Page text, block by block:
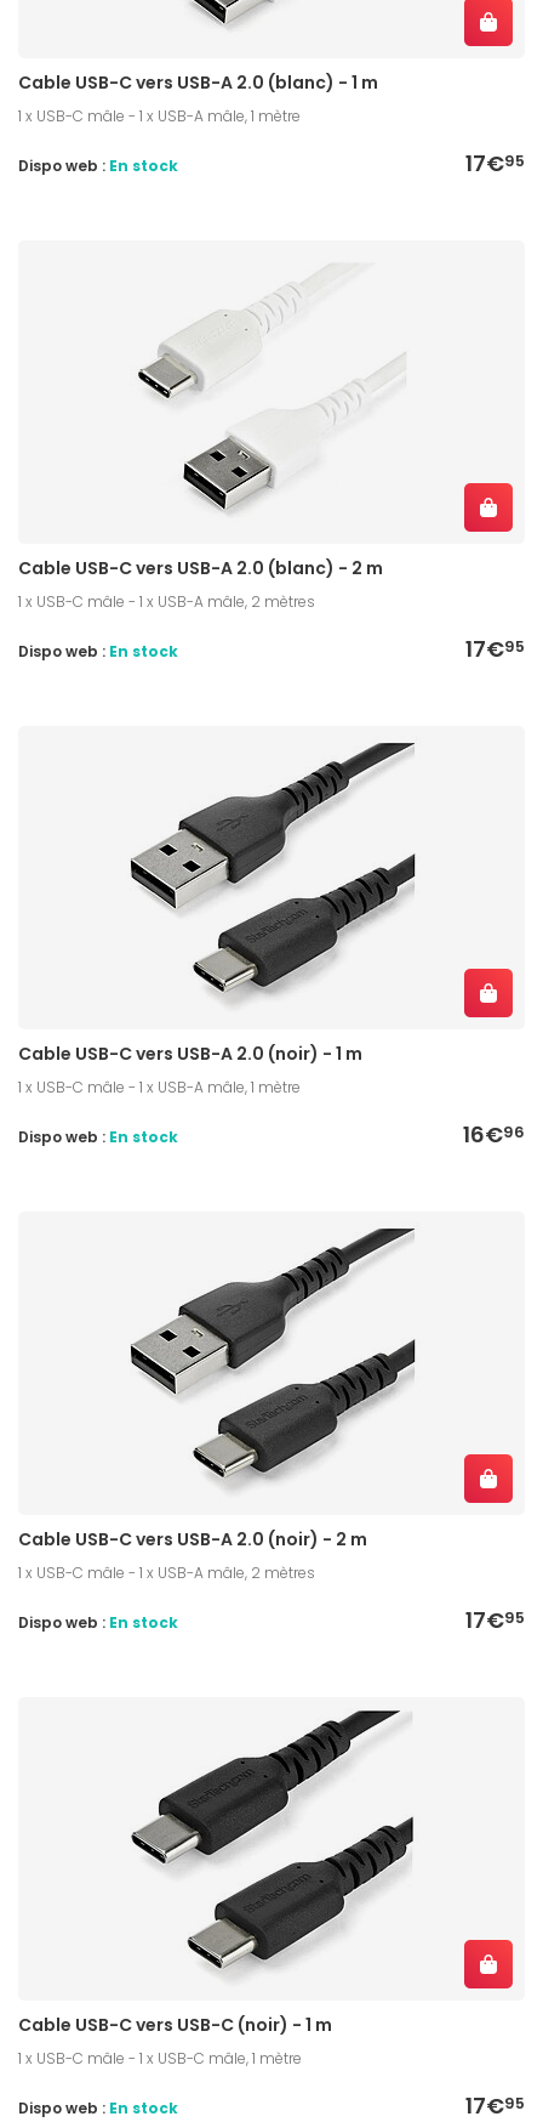
Cable USB-C vers USB-A 2.0 (blanc) - 1 m
1 x USB-C mâle - 1 x USB-A mâle, 1 mètre
17€95
Dispo web : En stock
Cable USB-C vers USB-A 2.0 (blanc) - 2 m
1 x USB-C mâle - 1 x USB-A mâle, 2 mètres
17€95
Dispo web : En stock
Cable USB-C vers USB-A 2.0 (noir) - 1 m
1 x USB-C mâle - 1 x USB-A mâle, 1 mètre
16€96
Dispo web : En stock
Cable USB-C vers USB-A 2.0 (noir) - 2 m
1 x USB-C mâle - 1 x USB-A mâle, 2 mètres
17€95
Dispo web : En stock
Cable USB-C vers USB-C (noir) - 1 m
1 x USB-C mâle - 1 x USB-C mâle, 1 mètre
17€95
Dispo web : En stock